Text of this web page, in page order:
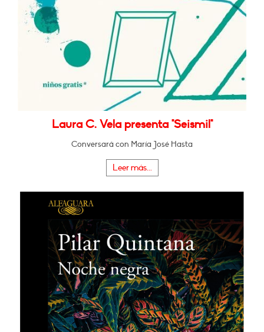
Laura C. Vela presenta "Seismil"
Conversará con María José Hasta
Leer más...